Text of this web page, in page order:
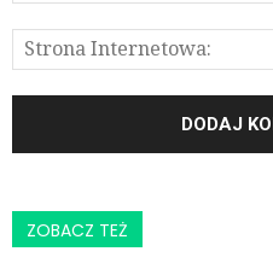
ZOBACZ TEŻ